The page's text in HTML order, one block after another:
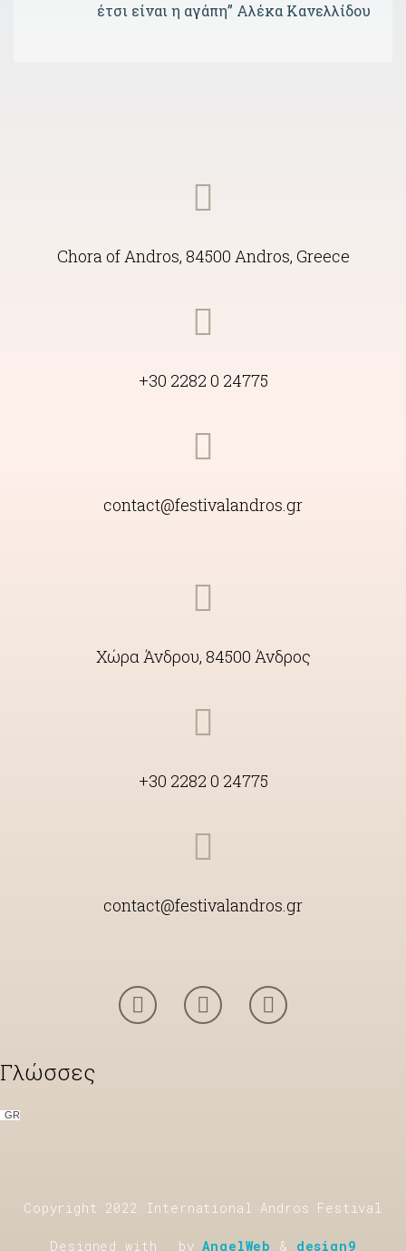
έτσι είναι η αγάπη” Αλέκα Κανελλίδου
Chora of Andros, 84500 Andros, Greece
+30 2282 0 24775
contact@festivalandros.gr
Χώρα Άνδρου, 84500 Άνδρος
+30 2282 0 24775
contact@festivalandros.gr
Γλώσσες
GR
Copyright 2022 International Andros Festival
Designed with byAngelWeb & design9